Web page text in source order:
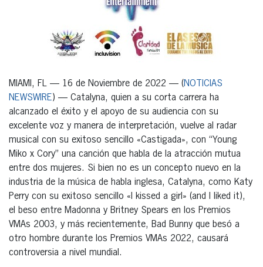
MIAMI, FL — 16 de Noviembre de 2022 — (NOTICIAS
NEWSWIRE) — Catalyna, quien a su corta carrera ha
alcanzado el éxito y el apoyo de su audiencia con su
excelente voz y manera de interpretación, vuelve al radar
musical con su exitoso sencillo «Castigada», con “Young
Miko x Cory” una canción que habla de la atracción mutua
entre dos mujeres. Si bien no es un concepto nuevo en la
industria de la música de habla inglesa, Catalyna, como Katy
Perry con su exitoso sencillo «I kissed a girl» (and I liked it),
el beso entre Madonna y Britney Spears en los Premios
VMAs 2003, y más recientemente, Bad Bunny que besó a
otro hombre durante los Premios VMAs 2022, causará
controversia a nivel mundial.